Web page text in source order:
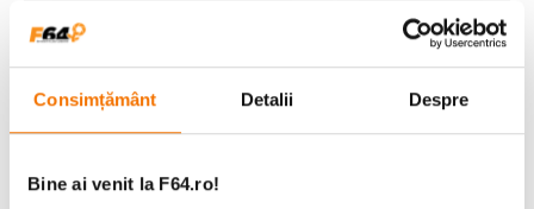
Consimțământ Detalii Despre
Bine ai venit la F64.ro!